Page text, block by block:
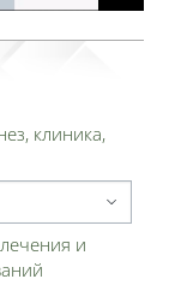
клиника,
и